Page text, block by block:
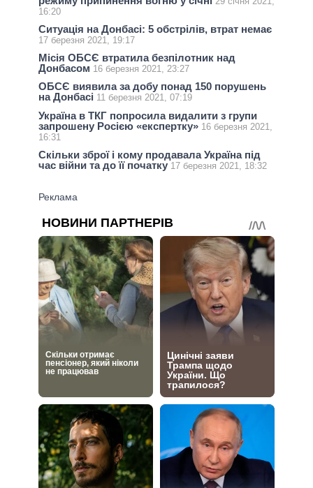
16:20
Ситуація на Донбасі: 5 обстрілів, втрат немає
17 березня 2021, 19:17
Місія ОБСЄ втратила безпілотник над
Донбасом 16 березня 2021, 23:27
ОБСЄ виявила за добу понад 150 порушень
на Донбасі 11 березня 2021, 07:19
Україна в ТКГ попросила видалити з групи
запрошену Росією «експертку» 16 березня 2021,
16:31
Скільки зброї і кому продавала Україна під
час війни та до її початку 17 березня 2021, 18:32